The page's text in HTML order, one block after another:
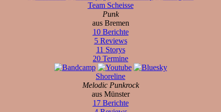
Team Scheisse
Punk
aus Bremen
10 Berichte
5 Reviews
11 Storys
20 Termine
Shoreline
Melodic Punkrock
aus Münster
17 Berichte